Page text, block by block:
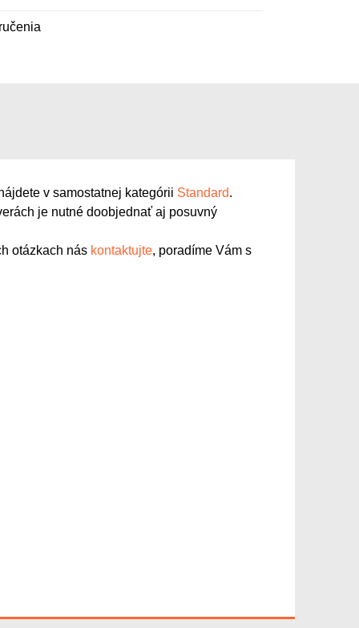
v samostatnej kategórii Standard.
je nutné doobjednať aj posuvný
otázkach nás kontaktujte, poradíme Vám s